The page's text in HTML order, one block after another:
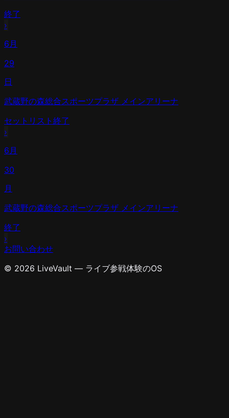
終了
›
6月
29
日
武蔵野の森総合スポーツプラザ メインアリーナ
セットリスト 終了
›
6月
30
月
武蔵野の森総合スポーツプラザ メインアリーナ
終了
›
お問い合わせ
© 2026 LiveVault — ライブ参戦体験のOS